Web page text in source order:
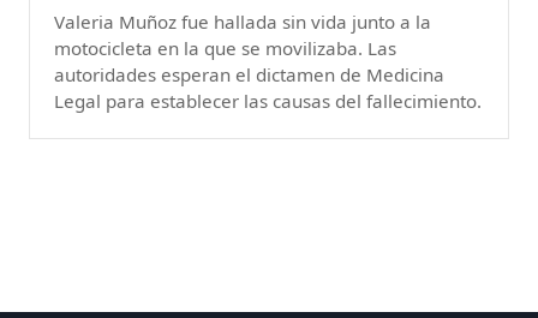
Valeria Muñoz fue hallada sin vida junto a la
motocicleta en la que se movilizaba. Las
autoridades esperan el dictamen de Medicina
Legal para establecer las causas del fallecimiento.